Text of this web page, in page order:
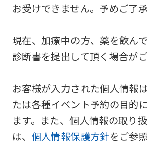
お受けできません。予めご了
現在、加療中の方、薬を飲ん
診断書を提出して頂く場合がご
お客様が入力された個人情報
たは各種イベント予約の目的
ます。また、個人情報の取り
は、 個人情報保護方針をご参